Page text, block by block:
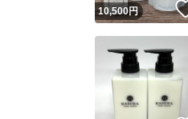
10,500円